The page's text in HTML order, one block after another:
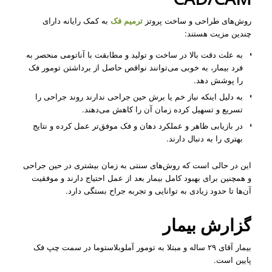
روش‌های طراحی و ساخت پروتز ترمیم فکبه کمک رایانه دارای
چندین مزیت هستند:
به علت دقت بالا در ساخت و تولید و مطابقت با آناتومی منحصر به
فرد بیمار، به خوبی می‌توانند نواقص حاصل از برداشتن تومور فک
را پوشش دهد.
به دلیل اینکه نیاز خم یا برش حین جراحی ندارند روند جراحی را
تسریع و تسهیل کرده زمان آن را کاهش می‌دهند.
در بازیابی ظاهر و عملکرد دهان و فک موفق‌تر عمل کرده و نتایج
بهتری را به دنبال دارند.
این در حالی‌ است که روش‌های سنتی به زمان بیشتری در حین جراحی
و همچنین برای بهبود کامل بیمار بعد از عمل احتیاج دارند و موفقیت
آن‌ها تا حدود زیادی به توانایی و تجربه جراح بستگی دارد.
گزارش بیمار
بیمار آقای ۲۹ ساله و مبتلا به تومور آملوبلاستوما در سمت چپ فک
پایین است.